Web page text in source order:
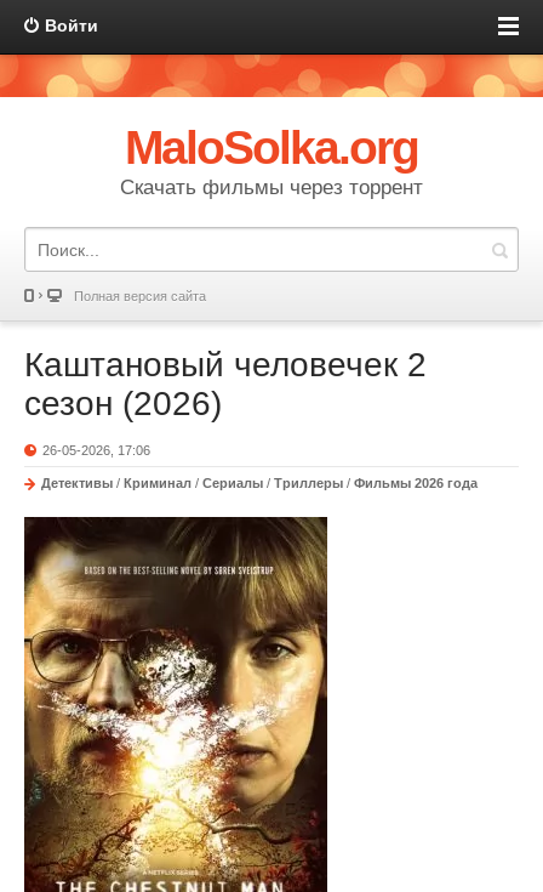
Войти
MaloSolka.org
Скачать фильмы через торрент
Полная версия сайта
Каштановый человечек 2
сезон (2026)
26-05-2026, 17:06
Детективы / Криминал / Сериалы / Триллеры / Фильмы 2026 года